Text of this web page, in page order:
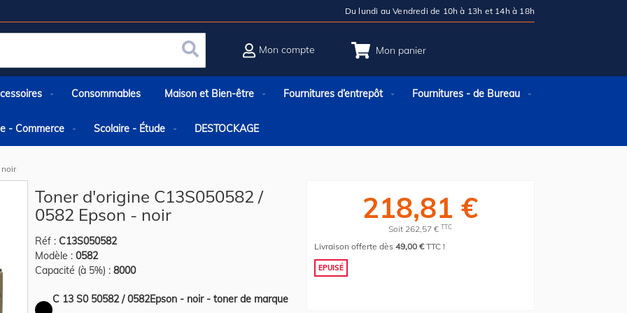
Du lundi au Vendredi de 10h à 13h et 14h à 18h
Mon panier
Rechercher
Mon compte
Consommables Maison et Bien-être Fournitures d’entrepôt Fournitures - de Bureau
- Commerce Scolaire - Étude DESTOCKAGE
noir
Toner d'origine C13S050582 /
0582 Epson - noir
Réf : C13S050582
Modèle : 0582
Capacité (à 5%) : 8000
C 13 S0 50582 / 0582Epson - noir - toner de marque
218,81 €
Soit 262,57 € TTC
Livraison offerte dès49,00 €TTC !
EPUISÉ